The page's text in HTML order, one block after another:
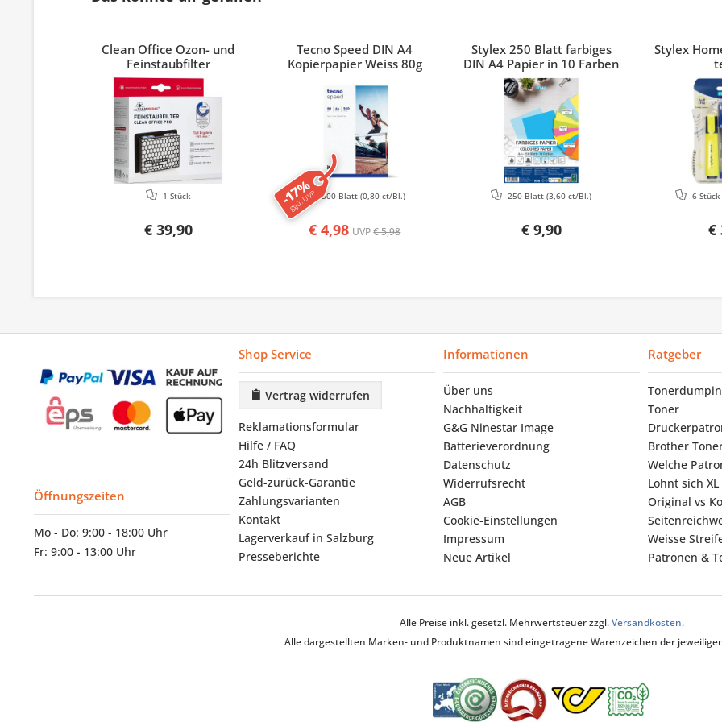
Clean Office Ozon- und
Feinstaubfilter
€ 39,90
1 Stück -17%
ggü. UVP
Tecno Speed DIN A4
Kopierpapier Weiss 80g
€ 4,98 UVP€ 5,98
500 Blatt (0,80 ct/Bl.)
Stylex 250 Blatt farbiges
DIN A4 Papier in 10 Farben
€ 9,90
250 Blatt(3,60 ct/Bl.)
Stylex
€
6
Öffnungszeiten
Mo - Do: 9:00 - 18:00 Uhr
Fr: 9:00 - 13:00 Uhr
Shop Service
Vertrag widerrufen
Reklamationsformular
Hilfe / FAQ
24h Blitzversand
Geld-zurück-Garantie
Zahlungsvarianten
Kontakt
Lagerverkauf in Salzburg
Presseberichte
Informationen
Über uns
Nachhaltigkeit
G&G Ninestar Image
Batterieverordnung
Datenschutz
Widerrufsrecht
AGB
Cookie-Einstellungen
Impressum
Neue Artikel
Ratgeber
Toner
Brother
Welche
Lohnt sich XL
Original vs
Weisse
Patronen &
Alle Preise inkl. gesetzl. Mehrwertsteuer zzgl.Versandkosten.
Alle dargestellten Marken- und Produktnamen sind eingetragene Warenzeichen der